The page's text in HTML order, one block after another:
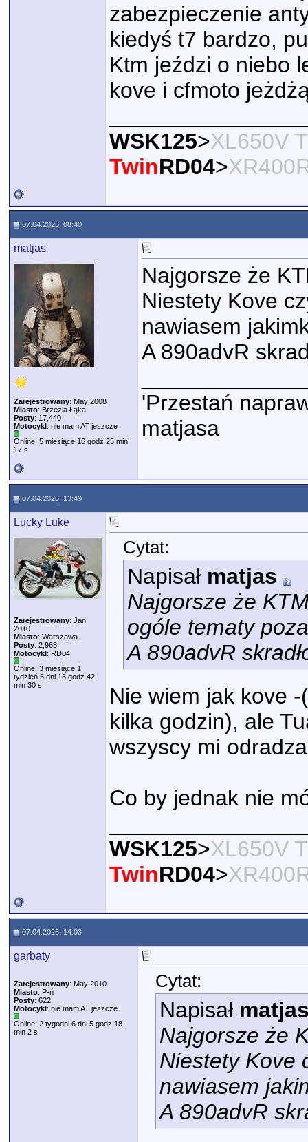
zabezpieczenie
kiedyś t7 bardzo,
Ktm jeździ o niebo
kove i cfmoto
WSK125>XL650V
TwinRD04>
07.04.2026, 08:40
matjas
Zarejestrowany: May 2008
Miasto: Brzezia Łąka
Posty: 17,440
Motocykl: nie mam AT jeszcze
Online: 5 miesiące 16 godz 25 min
17 s
Najgorsze że
Niestety Kove
nawiasem
A 890advR
'Przestań
matjasa
07.04.2026, 13:49
Lucky Luke
Zarejestrowany: Jan
2010
Miasto: Warszawa
Posty: 2,968
Motocykl: RD04
Online: 3 miesiące 1
tydzień 5 dni 18 godz 42
min 30 s
Cytat:
Napisał matjas
Najgorsze że
ogóle tematy
A 890advR
Nie wiem jak kove
kilka godzin), ale
wszyscy mi
Co by jednak nie
WSK125>XL650V
TwinRD04>
07.04.2026, 14:03
garbaty
Zarejestrowany: May 2010
Miasto: P-ń
Posty: 622
Motocykl: nie mam AT jeszcze
Online: 2 tygodni 6 dni 5 godz 18
min 2 s
Cytat:
Napisał
Najgorsze że
Niestety Kove
nawiasem
A 890advR